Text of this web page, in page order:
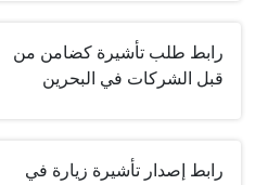
رابط طلب تأشيرة كضامن من
قبل الشركات في البحرين
رابط إصدار تأشيرة زيارة في